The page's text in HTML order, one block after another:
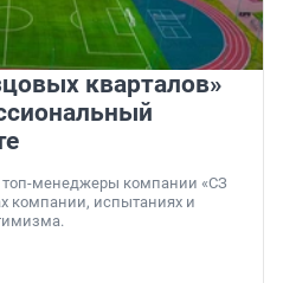
кварталов»
топ-менеджеры компании «СЗ
компании, испытаниях и